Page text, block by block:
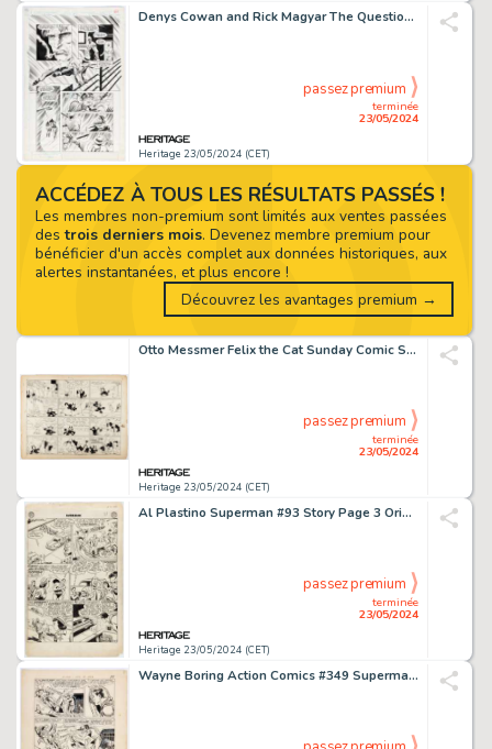
Denys Cowan and Rick Magyar The Question #2 Story Page 24 Original Art (DC, 1987).
Heritage 23/05/2024 (CET)
terminée
23/05/2024
passez premium
Otto Messmer Felix the Cat Sunday Comic Strip Original Art dated 7-23-33 (King Features Syndicate, 1933).
Heritage 23/05/2024 (CET)
terminée
23/05/2024
passez premium
Al Plastino Superman #93 Story Page 3 Original Art (DC, 1954).
Heritage 23/05/2024 (CET)
terminée
23/05/2024
passez premium
Wayne Boring Action Comics #349 Superman Story Page 13 Original Art (DC, 1967).
ACCÉDEZ À TOUS LES RÉSULTATS PASSÉS !
Les membres non-premium sont limités aux ventes passées
destrois derniers mois. Devenez membre premium pour
bénéficier d'un accès complet aux données historiques, aux
alertes instantanées, et plus encore !
Découvrez les avantages premium →